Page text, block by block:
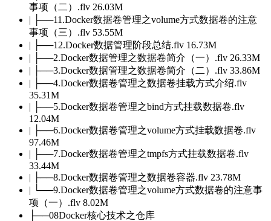
事项（二）.flv 26.03M
| ├──11.Docker数据卷管理之volume方式数据卷的注意
事项（三）.flv 53.55M
| ├──12.Docker数据管理阶段总结.flv 16.73M
| ├──2.Docker数据管理之数据卷简介（一）.flv 26.33M
| ├──3.Docker数据管理之数据卷简介（二）.flv 33.86M
| ├──4.Docker数据卷管理之数据卷挂载方式介绍.flv
35.31M
| ├──5.Docker数据卷管理之bind方式挂载数据卷.flv
12.04M
| ├──6.Docker数据卷管理之volume方式挂载数据卷.flv
97.46M
| ├──7.Docker数据卷管理之tmpfs方式挂载数据卷.flv
33.44M
| ├──8.Docker数据卷管理之数据卷容器.flv 23.78M
| └──9.Docker数据卷管理之volume方式数据卷的注意事
项（一）.flv 8.02M
├──08Docker核心技术之仓库